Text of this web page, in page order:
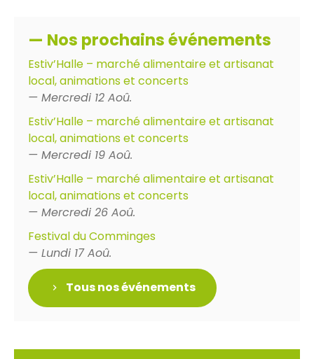
— Nos prochains événements
Estiv’Halle – marché alimentaire et artisanat
local, animations et concerts
— Mercredi 12 Aoû.
Estiv’Halle – marché alimentaire et artisanat
local, animations et concerts
— Mercredi 19 Aoû.
Estiv’Halle – marché alimentaire et artisanat
local, animations et concerts
— Mercredi 26 Aoû.
Festival du Comminges
— Lundi 17 Aoû.
Tous nos événements